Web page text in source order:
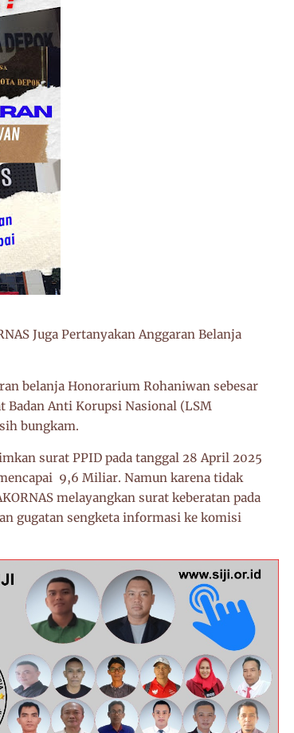
Juga Pertanyakan Anggaran Belanja
belanja Honorarium Rohaniwan sebesar
Badan Anti Korupsi Nasional (LSM
bungkam.
surat PPID pada tanggal 28 April 2025
9,6 Miliar. Namun karena tidak
melayangkan surat keberatan pada
gugatan sengketa informasi ke komisi